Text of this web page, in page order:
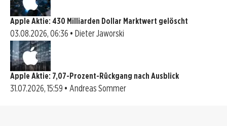
Apple Aktie: 430 Milliarden Dollar Marktwert gelöscht
03.08.2026, 06:36 • Dieter Jaworski
Apple Aktie: 7,07-Prozent-Rückgang nach Ausblick
31.07.2026, 15:59 • Andreas Sommer